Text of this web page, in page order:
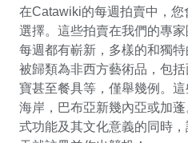
在Catawiki的每週拍賣中，
選擇。這些拍賣在我們的專
每週都有嶄新，多樣的和獨
被歸類為非西方藝術品，包
寶甚至餐具等，僅舉幾例。
海岸，巴布亞新幾內亞或加
式功能及其文化意義的同時